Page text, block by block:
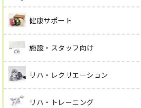
健康サポート
施設・スタッフ向け
リハ・レクリエーション
リハ・トレーニング